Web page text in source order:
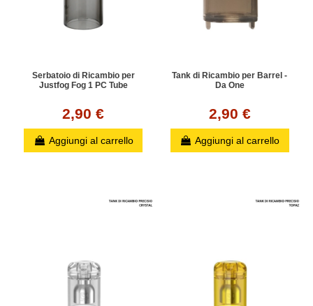
Serbatoio di Ricambio per
Justfog Fog 1 PC Tube
2,90 €
Aggiungi al carrello
Tank di Ricambio per Barrel -
Da One
2,90 €
Aggiungi al carrello